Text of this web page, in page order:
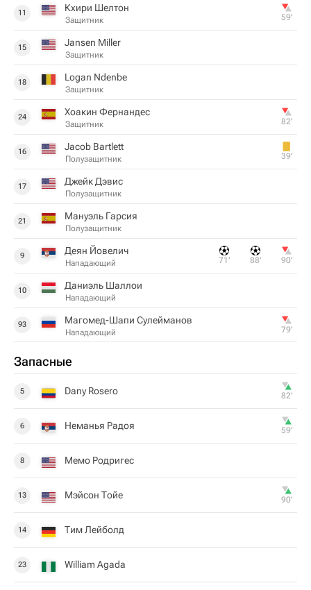
11 Кхири Шелтон
Защитник 59‎’‎
15 Jansen Miller
Защитник
18 Logan Ndenbe
Защитник
24 Хоакин Фернандес
Защитник 82‎’‎
16 Jacob Bartlett
Полузащитник 39‎’‎
17 Джейк Дэвис
Полузащитник
21 Мануэль Гарсия
Полузащитник
9 Деян Йовелич
Нападающий 71‎’‎ 88‎’‎ 90‎’‎
10 Даниэль Шаллои
Нападающий
93 Магомед-Шапи Сулейманов
Нападающий 79‎’‎
Запасные
5 Dany Rosero 82‎’‎
6 Неманья Радоя 59‎’‎
8 Мемо Родригес
13 Мэйсон Тойе 90‎’‎
14 Тим Лейболд
23 William Agada